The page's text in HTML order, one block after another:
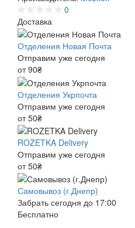
0
Доставка
Отделения Новая Почта
Отправим уже сегодня
от 90₴
Отделения Укрпочта
Отправим уже сегодня
от 50₴
ROZETKA Delivery
Отправим уже сегодня
от 50₴
Самовывоз (г.Днепр)
Забрать сегодня до 17:00
Бесплатно